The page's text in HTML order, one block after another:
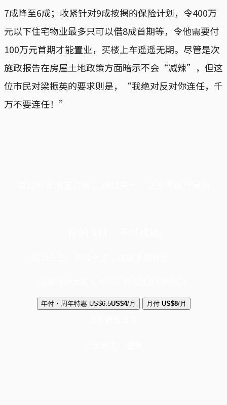
7成降至6成；收紧针对9成按揭的保险计划，令400万
元以下住宅物业最多只可以借8成首期等，令他需要付
100万元首期才能置业，买楼上车遥遥无期。尽管是次
施政报告在房屋土地政策方面暗示不会“减辣”，但这
位市民对梁振英的要求则是，“我绝对反对你连任，千
万不要连任！”
年付・周年特惠 US$6.5US$4/月 月付 US$8/月